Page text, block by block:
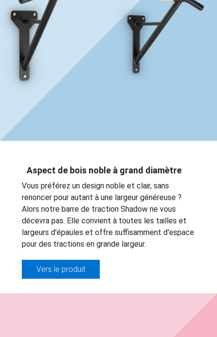
Aspect de bois noble à grand diamètre
Vous préférez un design noble et clair, sans
renoncer pour autant à une largeur généreuse ?
Alors notre barre de traction Shadow ne vous
décevra pas. Elle convient à toutes les tailles et
largeurs d'épaules et offre suffisamment d'espace
pour des tractions en grande largeur.
Vers le produit